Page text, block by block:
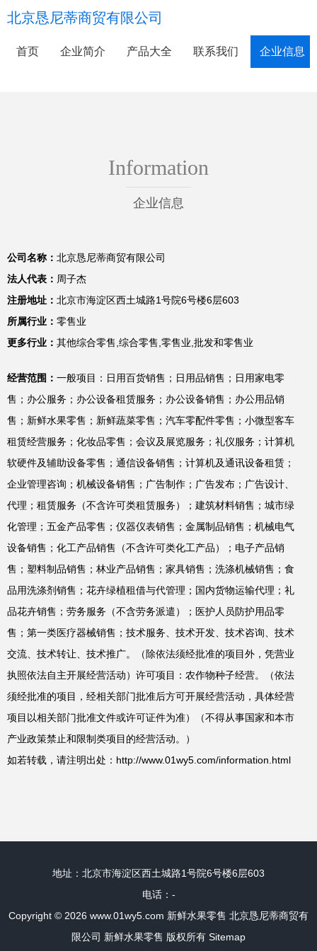
北京恳尼蒂商贸有限公司
首页 企业简介 产品大全 联系我们 企业信息
Information
企业信息
公司名称： 北京恳尼蒂商贸有限公司
法人代表： 周子杰
注册地址： 北京市海淀区西土城路1号院6号楼6层603
所属行业： 零售业
更多行业： 其他综合零售,综合零售,零售业,批发和零售业
经营范围： 一般项目：日用百货销售；日用品销售；日用家电零
售；办公服务；办公设备租赁服务；办公设备销售；办公用品销
售；新鲜水果零售；新鲜蔬菜零售；汽车零配件零售；小微型客车
租赁经营服务；化妆品零售；会议及展览服务；礼仪服务；计算机
软硬件及辅助设备零售；通信设备销售；计算机及通讯设备租赁；
企业管理咨询；机械设备销售；广告制作；广告发布；广告设计、
代理；租赁服务（不含许可类租赁服务）；建筑材料销售；城市绿
化管理；五金产品零售；仪器仪表销售；金属制品销售；机械电气
设备销售；化工产品销售（不含许可类化工产品）；电子产品销
售；塑料制品销售；林业产品销售；家具销售；洗涤机械销售；食
品用洗涤剂销售；花卉绿植租借与代管理；国内货物运输代理；礼
品花卉销售；劳务服务（不含劳务派遣）；医护人员防护用品零
售；第一类医疗器械销售；技术服务、技术开发、技术咨询、技术
交流、技术转让、技术推广。（除依法须经批准的项目外，凭营业
执照依法自主开展经营活动）许可项目：农作物种子经营。（依法
须经批准的项目，经相关部门批准后方可开展经营活动，具体经营
项目以相关部门批准文件或许可证件为准）（不得从事国家和本市
产业政策禁止和限制类项目的经营活动。）
如若转载，请注明出处：http://www.01wy5.com/information.html
地址：北京市海淀区西土城路1号院6号楼6层603
电话：-
Copyright © 2026 www.01wy5.com 新鲜水果零售 北京恳尼蒂商贸有
限公司 新鲜水果零售 版权所有 Sitemap